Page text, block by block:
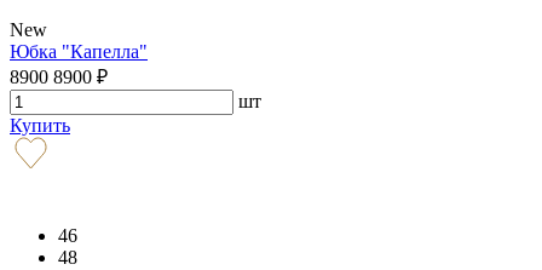
New
Юбка "Капелла"
8900 8900 ₽
шт
Купить
46
48